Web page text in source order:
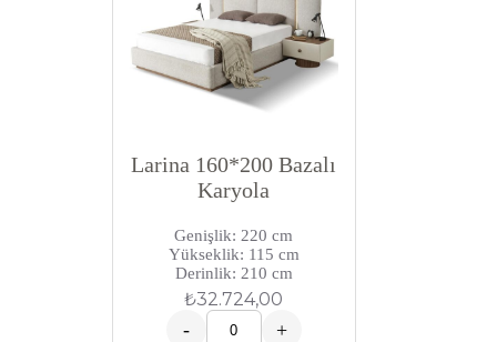
Larina 160*200 Bazalı
Karyola
Genişlik: 220 cm
Yükseklik: 115 cm
Derinlik: 210 cm
₺32.724,00
- +